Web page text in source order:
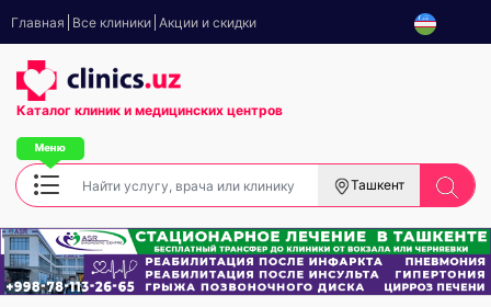
Главная Все клиники Акции и скидки
Каталог клиник и медицинских центров
Ташкент